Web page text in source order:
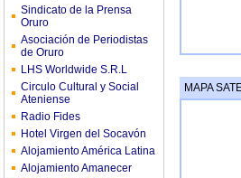
Sindicato de la Prensa
Oruro
Asociación de Periodistas
de Oruro
LHS Worldwide S.R.L
Circulo Cultural y Social
Ateniense
Radio Fides
Hotel Virgen del Socavón
Alojamiento América Latina
Alojamiento Amanecer
MAPA